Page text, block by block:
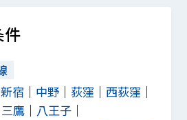
件
新宿 中野 荻窪
西荻窪
三鷹
八王子